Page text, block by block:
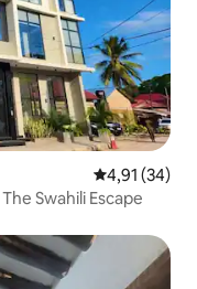
Gemiddelde
4,91 (34)
Swahili Escape